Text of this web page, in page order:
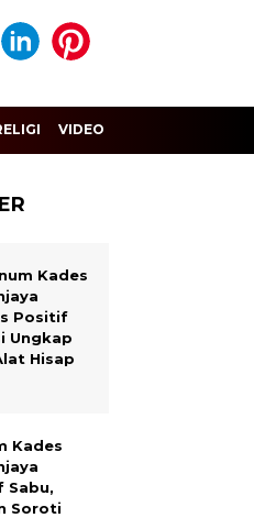
VIDEO
Kades
Positif
Ungkap
Hisap
Kades
Sabu,
Soroti